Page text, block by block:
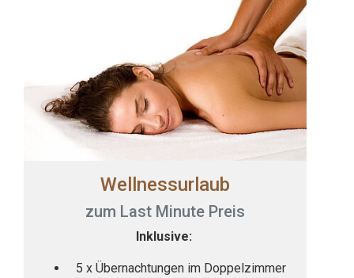
Wellnessurlaub
zum Last Minute Preis
Inklusive:
5 x Übernachtungen im Doppelzimmer